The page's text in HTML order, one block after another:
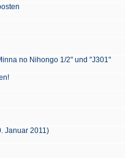
no Nihongo 1/2" und "J301"
Januar 2011)